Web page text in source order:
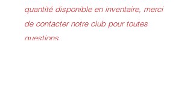
quantité disponible en inventaire, merci
de contacter notre club pour toutes
questions.